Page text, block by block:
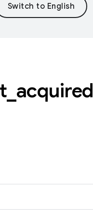
acquired